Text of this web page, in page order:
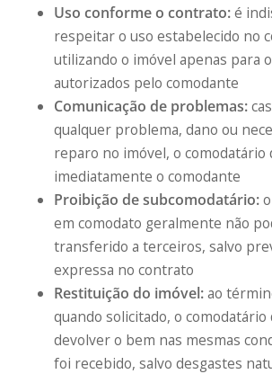
Uso conforme o contrato:é
respeitar o uso estabelecido no
utilizando o imóvel apenas para
autorizados pelo comodante
Comunicação de problemas:
qualquer problema, dano ou
reparo no imóvel, o comodatário
imediatamente o comodante
Proibição de subcomodatário:
em comodato geralmente não
transferido a terceiros, salvo
expressa no contrato
Restituição do imóvel:ao
quando solicitado, o comodatário
devolver o bem nas mesmas
foi recebido, salvo desgastes